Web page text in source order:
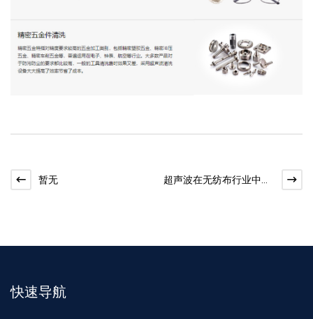
暂无
超声波在无纺布行业中的
快速导航